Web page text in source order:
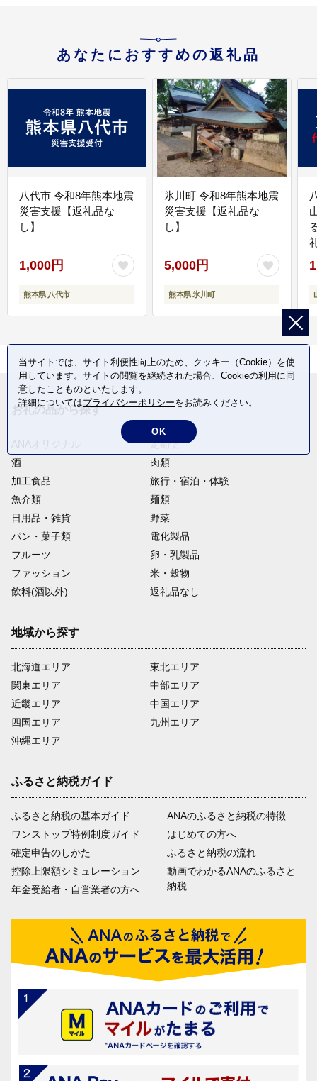
あなたにおすすめの返礼品
八代市 令和8年熊本地震
災害支援【返礼品な
し】
1,000円
熊本県 八代市
氷川町 令和8年熊本地震
災害支援【返礼品な
し】
5,000円
熊本県 氷川町
お礼の品から探す
定期便
酒
肉類
加工食品
旅行・宿泊・体験
魚介類
麺類
日用品・雑貨
野菜
パン・菓子類
電化製品
フルーツ
卵・乳製品
ファッション
米・穀物
飲料(酒以外)
返礼品なし
地域から探す
北海道エリア
関東エリア
近畿エリア
四国エリア
沖縄エリア
東北エリア
中部エリア
中国エリア
九州エリア
ふるさと納税ガイド
ふるさと納税の基本ガイド
ワンストップ特例制度ガイド
確定申告のしかた
控除上限額シミュレーション
年金受給者・自営業者の方へ
ANAのふるさと納税の特徴
はじめての方へ
ふるさと納税の流れ
動画でわかるANAのふるさと
納税
当サイトでは、サイト利便性向上のため、クッキー（Cookie）を使
用しています。サイトの閲覧を継続された場合、Cookieの利用に同
意したことものといたします。
詳細についてはプライバシーポリシーをお読みください。
OK